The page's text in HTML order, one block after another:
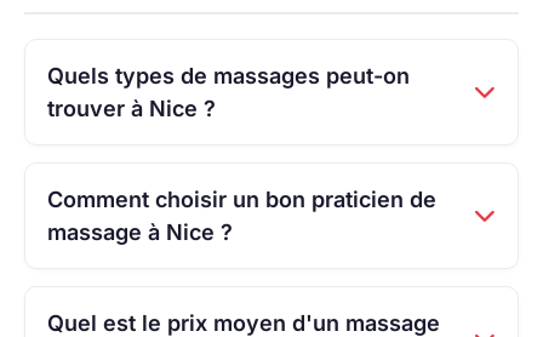
Quels types de massages peut-on
trouver à Nice ?
Comment choisir un bon praticien de
massage à Nice ?
Quel est le prix moyen d'un massage